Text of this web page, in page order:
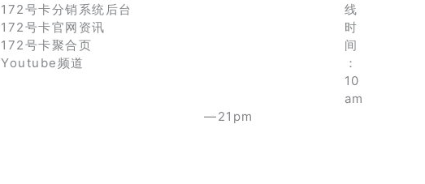
172号卡分销系统后台
172号卡官网资讯
172号卡聚合页
Youtube频道
线
时
间
：
10
am
—21pm